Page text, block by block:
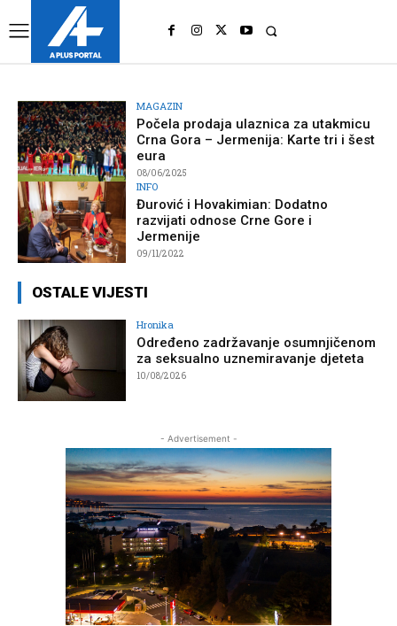
MAGAZIN
Počela prodaja ulaznica za utakmicu
Crna Gora – Jermenija: Karte tri i šest
eura
08/06/2025
INFO
Đurović i Hovakimian: Dodatno
razvijati odnose Crne Gore i
Jermenije
09/11/2022
OSTALE VIJESTI
Hronika
Određeno zadržavanje osumnjičenom
za seksualno uznemiravanje djeteta
10/08/2026
- Advertisement -